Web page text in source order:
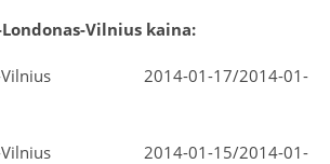
Vilnius kaina:
Vilnius 2014-01-17/2014-01-
Vilnius 2014-01-15/2014-01-